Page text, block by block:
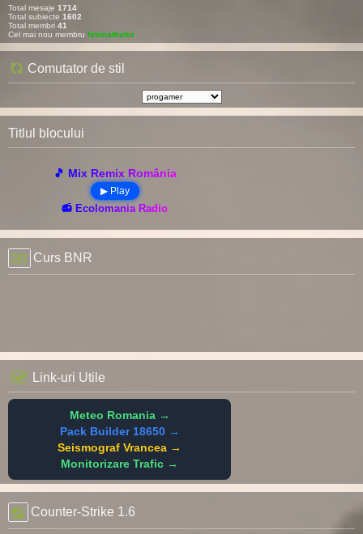
Total mesaje 1714
Total subiecte 1602
Total membri 41
Cel mai nou membru fatimathahir
Comutator de stil
Titlul blocului
🎵 Mix Remix România
▶ Play
📻 Ecolomania Radio
Curs BNR
Link-uri Utile
Meteo Romania →
Pack Builder 18650 →
Seismograf Vrancea →
Monitorizare Trafic →
Counter-Strike 1.6